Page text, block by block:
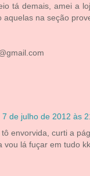
tá demais, amei a
aquelas na seção
7 de julho de 2012 às
envorvida, curti a
vou lá fuçar em tudo